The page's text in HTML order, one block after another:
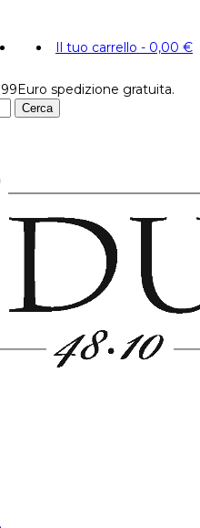
Il tuo carrello - 0,00 €
spedizione gratuita.
Cerca